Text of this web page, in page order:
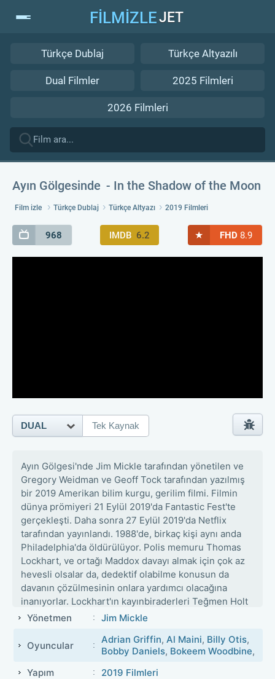
FİLMİZLEJET
Türkçe Dublaj Türkçe Altyazılı
Dual Filmler 2025 Filmleri
2026 Filmleri
Ayın Gölgesinde In the Shadow of the Moon
Film izle Türkçe Dublaj Türkçe Altyazı 2019 Filmleri
968 IMDB 6.2 ★ FHD 8.9
Ayın Gölgesi'nde Jim Mickle tarafından yönetilen ve
Gregory Weidman ve Geoff Tock tarafından yazılmış
bir 2019 Amerikan bilim kurgu, gerilim filmi. Filmin
dünya prömiyeri 21 Eylül 2019'da Fantastic Fest'te
gerçekleşti. Daha sonra 27 Eylül 2019'da Netflix
tarafından yayınlandı. 1988'de, birkaç kişi aynı anda
Philadelphia'da öldürülüyor. Polis memuru Thomas
Lockhart, ve ortağı Maddox davayı almak için çok az
hevesli olsalar da, dedektif olabilme konusun da
davanın çözülmesinin onlara yardımcı olacağına
inanıyorlar. Lockhart'ın kayınbiraderleri Teğmen Holt
başlangıçta Lockhart'ın cinayetler ile ilgili yaptığı
Lockhart her mağdurda benzer yaralar bulduğun da
ölümlerin birbiri ile bağlantılı olduğunu fark ediyor.
Lockhart ve Maddox benzer yaralara sahip bir saldırı
Yönetmen Jim Mickle
Oyuncular Adrian Griffin, Al Maini, Billy Otis,
Bobby Daniels, Bokeem Woodbine,
Yapım
2019 Filmleri
DUAL Tek Kaynak